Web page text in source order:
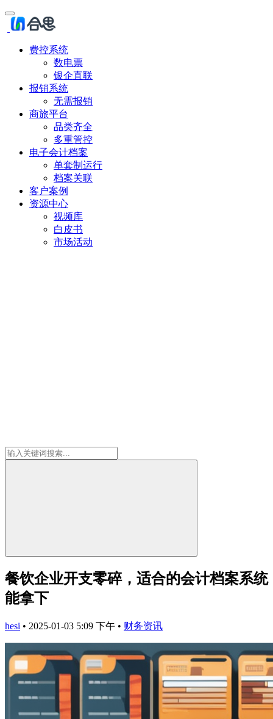
费控系统
数电票
银企直联
报销系统
无需报销
商旅平台
品类齐全
多重管控
电子会计档案
单套制运行
档案关联
客户案例
资源中心
视频库
白皮书
市场活动
餐饮企业开支零碎，适合的会计档案系统
能拿下
hesi • 2025-01-03 5:09 下午 • 财务资讯